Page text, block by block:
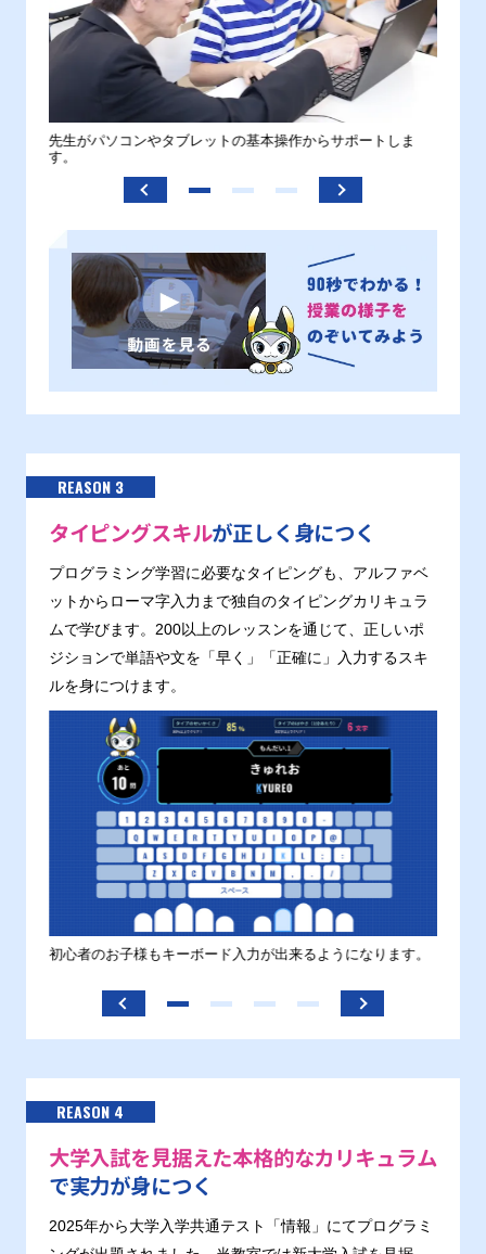
先生がパソコンやタブレットの基本操作からサポートしま
す。
REASON 3
タイピングスキルが正しく身につく
プログラミング学習に必要なタイピングも、アルファベ
ットからローマ字入力まで独自のタイピングカリキュラ
ムで学びます。200以上のレッスンを通じて、正しいポ
ジションで単語や文を「早く」「正確に」入力するスキ
ルを身につけます。
初心者のお子様もキーボード入力が出来るようになります。
REASON 4
大学入試を見据えた本格的なカリキュラム
で実力が身につく
2025年から大学入学共通テスト「情報」にてプログラミ